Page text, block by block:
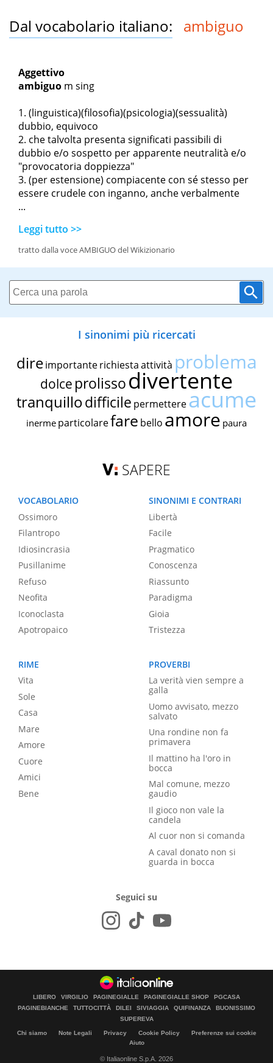
Dal vocabolario italiano: ambiguo
Aggettivo
ambiguo m sing
(linguistica)(filosofia)(psicologia)(sessualità)
dubbio, equivoco
che talvolta presenta significati passibili di
dubbio e/o sospetto per apparente neutralità e/o
"provocatoria doppiezza"
(per estensione) compiacente con sé stesso per
essere crudele con inganno, anche verbalmente
...
Leggi tutto >>
tratto dalla voce AMBIGUO del Wikizionario
I sinonimi più ricercati
dire importante richiestaattività problema
dolce prolissodivertente
tranquillodifficile permettereacume
inerme particolarefare bello amore paura
SAPERE
VOCABOLARIO
Ossimoro
Filantropo
Idiosincrasia
Pusillanime
Refuso
Neofita
Iconoclasta
Apotropaico
SINONIMI E CONTRARI
Libertà
Facile
Pragmatico
Conoscenza
Riassunto
Paradigma
Gioia
Tristezza
RIME
Vita
Sole
Casa
Mare
Amore
Cuore
Amici
Bene
PROVERBI
La verità vien sempre a
galla
Uomo avvisato, mezzo
salvato
Una rondine non fa
primavera
Il mattino ha l'oro in
bocca
Mal comune, mezzo
gaudio
Il gioco non vale la
candela
Al cuor non si comanda
A caval donato non si
guarda in bocca
Seguici su
LIBERO VIRGILIO PAGINEGIALLE PAGINEGIALLE SHOP
PGCASA
PAGINEBIANCHE
TUTTOCITTÀ DILEI SIVIAGGIA QUIFINANZA
BUONISSIMO
SUPEREVA
Chi siamo Note Legali Privacy Cookie Policy
Preferenze sui cookie
Aiuto
© Italiaonline S.p.A. 2026